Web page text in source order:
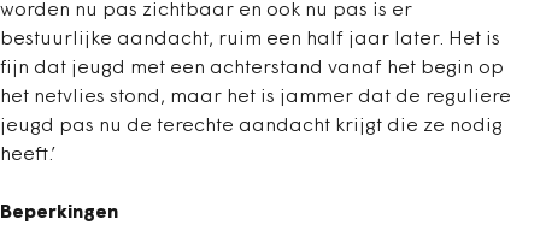
worden nu pas zichtbaar en ook nu pas is er
bestuurlijke aandacht, ruim een half jaar later. Het is
fijn dat jeugd met een achterstand vanaf het begin op
het netvlies stond, maar het is jammer dat de reguliere
jeugd pas nu de terechte aandacht krijgt die ze nodig
heeft.’
Beperkingen